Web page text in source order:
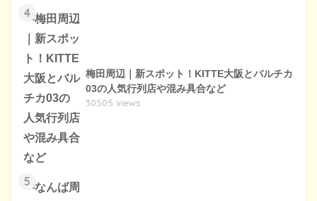
4
梅田周辺｜新スポット！KITTE大阪とバルチカ
03の人気行列店や混み具合など
30505 views
5